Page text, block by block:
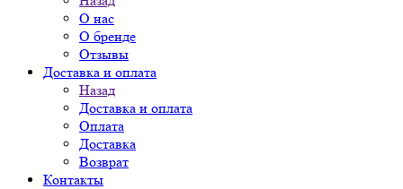
О нас
О бренде
Отзывы
Доставка и оплата
Назад
Доставка и оплата
Оплата
Доставка
Возврат
Контакты